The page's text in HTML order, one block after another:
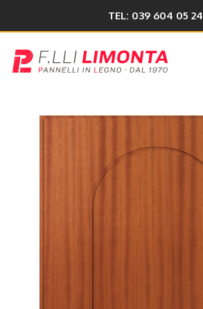
TEL: 039 604 05 24